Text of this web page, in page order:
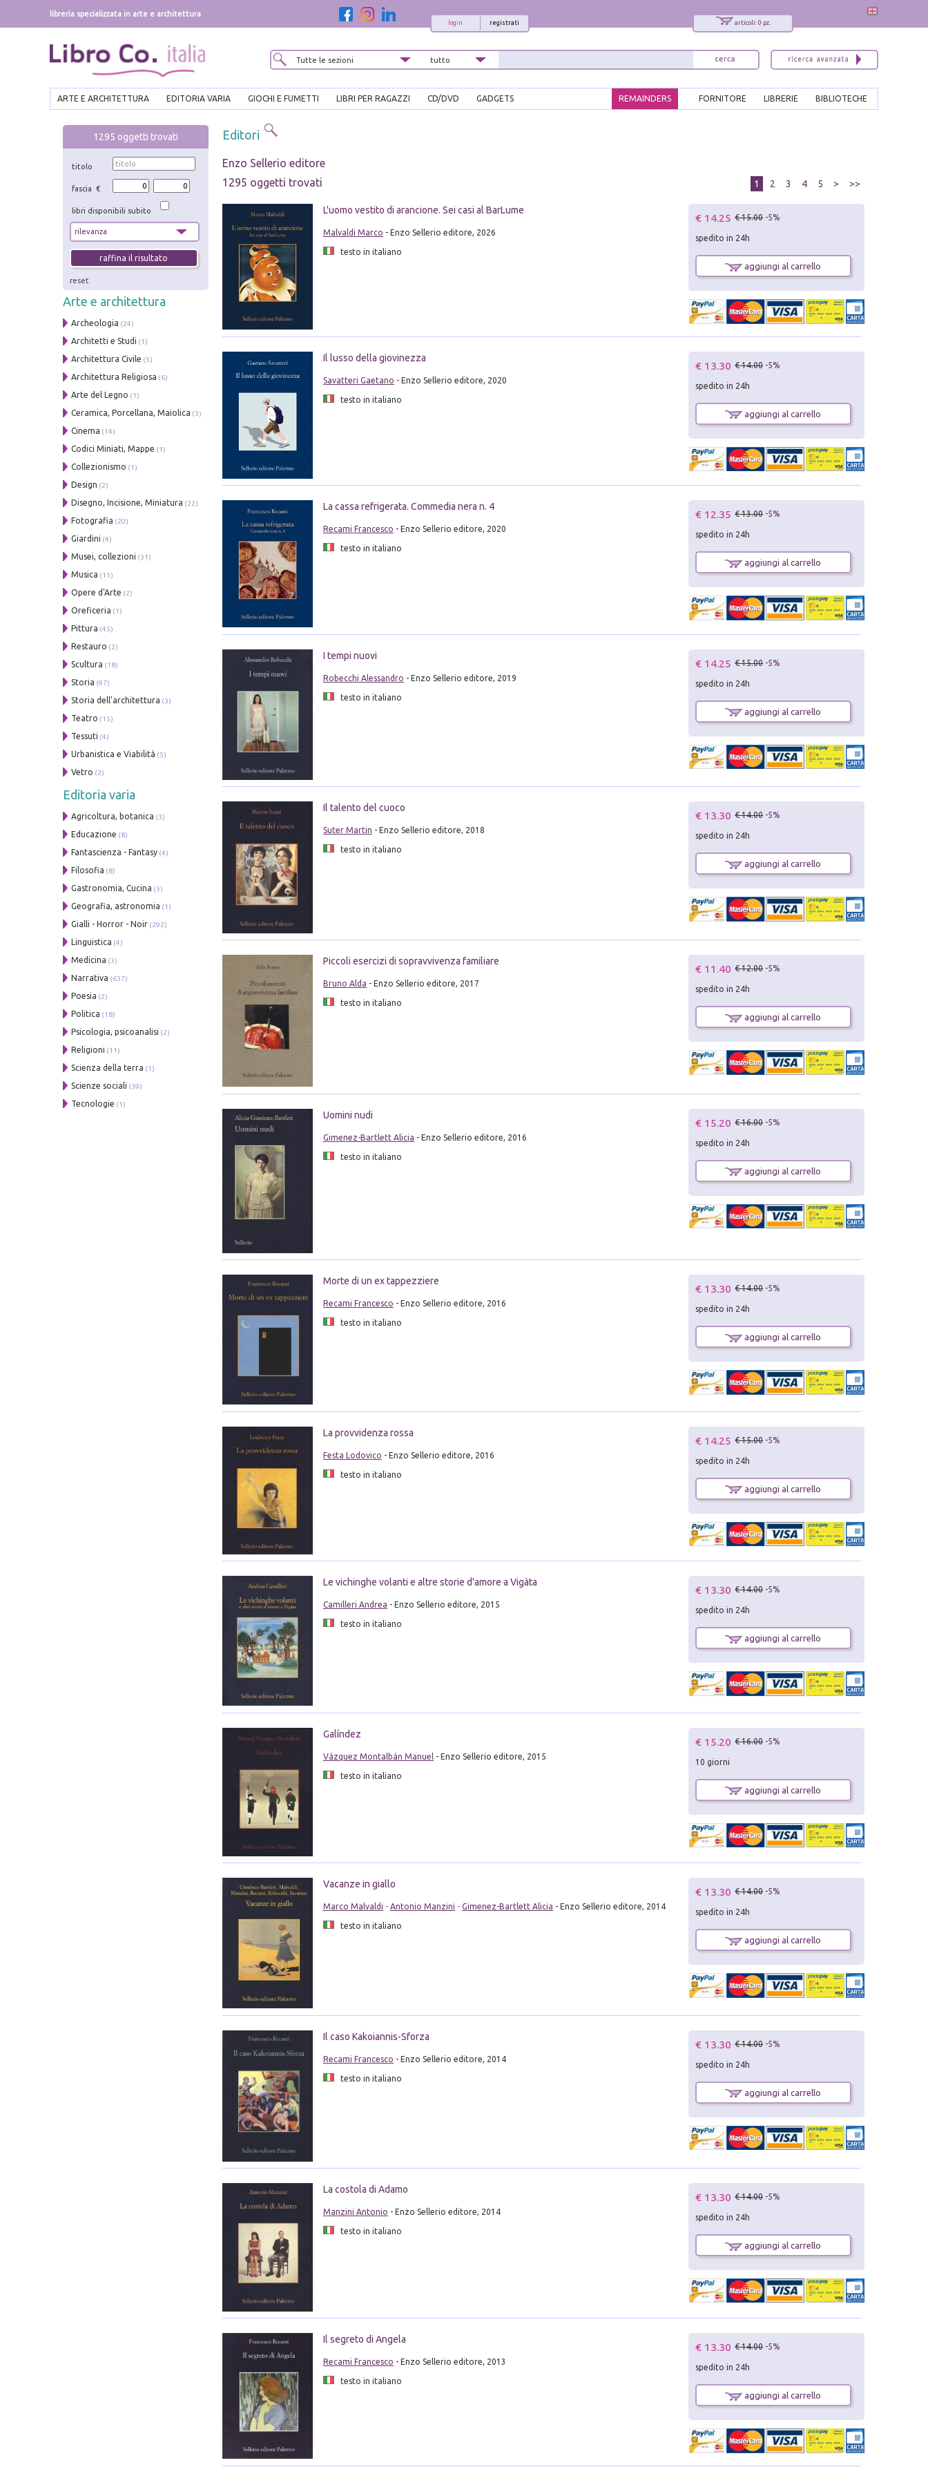
libreria specializzata in arte e architettura
articoli: 0 pz.
registrati
login
ARTE E ARCHITETTURA EDITORIA VARIA GIOCHI E FUMETTI LIBRI PER RAGAZZI CD/DVD GADGETS BIBLIOTECHE
LIBRERIE
FORNITORE
REMAINDERS
1295 oggetti trovati
titolo
fascia €
libri disponibili subito
reset
Arte e architettura
Archeologia (24)
Architetti e Studi (1)
Architettura Civile (5)
Architettura Religiosa (6)
Arte del Legno (1)
Ceramica, Porcellana, Maiolica (3)
Cinema (14)
Codici Miniati, Mappe (1)
Collezionismo (1)
Design (2)
Disegno, Incisione, Miniatura (22)
Fotografia (20)
Giardini (4)
Musei, collezioni (31)
Musica (11)
Opere d'Arte (2)
Oreficeria (1)
Pittura (45)
Restauro (2)
Scultura (18)
Storia (97)
Storia dell'architettura (3)
Teatro (15)
Tessuti (4)
Urbanistica e Viabilità (5)
Vetro (2)
Editoria varia
Agricoltura, botanica (3)
Educazione (8)
Fantascienza - Fantasy (4)
Filosofia (8)
Gastronomia, Cucina (3)
Geografia, astronomia (1)
Gialli - Horror - Noir (292)
Linguistica (4)
Medicina (3)
Narrativa (637)
Poesia (2)
Politica (18)
Psicologia, psicoanalisi (2)
Religioni (11)
Scienza della terra (1)
Scienze sociali (39)
Tecnologie (1)
Editori
Enzo Sellerio editore
1295 oggetti trovati
1 2 3 4 5 > >>
L'uomo vestito di arancione. Sei casi al BarLume
Malvaldi Marco - Enzo Sellerio editore, 2026
testo in italiano
€ 14.25 € 15.00 -5%
spedito in 24h
aggiungi al carrello
Il lusso della giovinezza
Savatteri Gaetano - Enzo Sellerio editore, 2020
testo in italiano
€ 13.30 € 14.00 -5%
spedito in 24h
aggiungi al carrello
La cassa refrigerata. Commedia nera n. 4
Recami Francesco - Enzo Sellerio editore, 2020
testo in italiano
€ 12.35 € 13.00 -5%
spedito in 24h
aggiungi al carrello
I tempi nuovi
Robecchi Alessandro - Enzo Sellerio editore, 2019
testo in italiano
€ 14.25 € 15.00 -5%
spedito in 24h
aggiungi al carrello
Il talento del cuoco
Suter Martin - Enzo Sellerio editore, 2018
testo in italiano
€ 13.30 € 14.00 -5%
spedito in 24h
aggiungi al carrello
Piccoli esercizi di sopravvivenza familiare
Bruno Alda - Enzo Sellerio editore, 2017
testo in italiano
€ 11.40 € 12.00 -5%
spedito in 24h
aggiungi al carrello
Uomini nudi
Gimenez-Bartlett Alicia - Enzo Sellerio editore, 2016
testo in italiano
€ 15.20 € 16.00 -5%
spedito in 24h
aggiungi al carrello
Morte di un ex tappezziere
Recami Francesco - Enzo Sellerio editore, 2016
testo in italiano
€ 13.30 € 14.00 -5%
spedito in 24h
aggiungi al carrello
La provvidenza rossa
Festa Lodovico - Enzo Sellerio editore, 2016
testo in italiano
€ 14.25 € 15.00 -5%
spedito in 24h
aggiungi al carrello
Le vichinghe volanti e altre storie d'amore a Vigàta
Camilleri Andrea - Enzo Sellerio editore, 2015
testo in italiano
€ 13.30 € 14.00 -5%
spedito in 24h
aggiungi al carrello
Galíndez
Vázquez Montalbán Manuel- Enzo Sellerio editore, 2015
testo in italiano
€ 15.20 € 16.00 -5%
10 giorni
aggiungi al carrello
Vacanze in giallo
Marco Malvaldi - Antonio Manzini - Gimenez-Bartlett Alicia - Enzo Sellerio editore, 2014
testo in italiano
€ 13.30 € 14.00 -5%
spedito in 24h
aggiungi al carrello
Il caso Kakoiannis-Sforza
Recami Francesco - Enzo Sellerio editore, 2014
testo in italiano
€ 13.30 € 14.00 -5%
spedito in 24h
aggiungi al carrello
La costola di Adamo
Manzini Antonio - Enzo Sellerio editore, 2014
testo in italiano
€ 13.30 € 14.00 -5%
spedito in 24h
aggiungi al carrello
Il segreto di Angela
Recami Francesco - Enzo Sellerio editore, 2013
testo in italiano
€ 13.30 € 14.00 -5%
spedito in 24h
aggiungi al carrello